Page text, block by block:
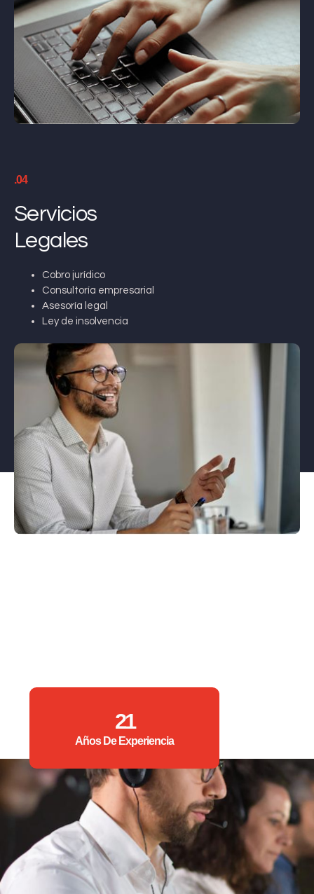
.04
Servicios
Legales
Cobro jurídico
Consultoría empresarial
Asesoría legal
Ley de insolvencia
21
Años De Experiencia